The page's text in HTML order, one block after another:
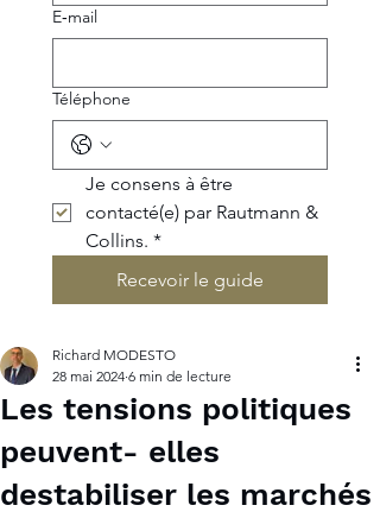
E‑mail
Téléphone
Je consens à être
contacté(e) par Rautmann &
Collins. *
Recevoir le guide
Les tensions politiques
peuvent- elles
destabiliser les marchés
Richard MODESTO
28 mai 2024 6 min de lecture